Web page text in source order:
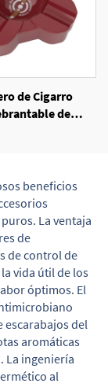
de Cigarro
de
beneficios
La ventaja
de
de control de
vida útil de los
óptimos. El
escarabajos del
aromáticas
La ingeniería
al